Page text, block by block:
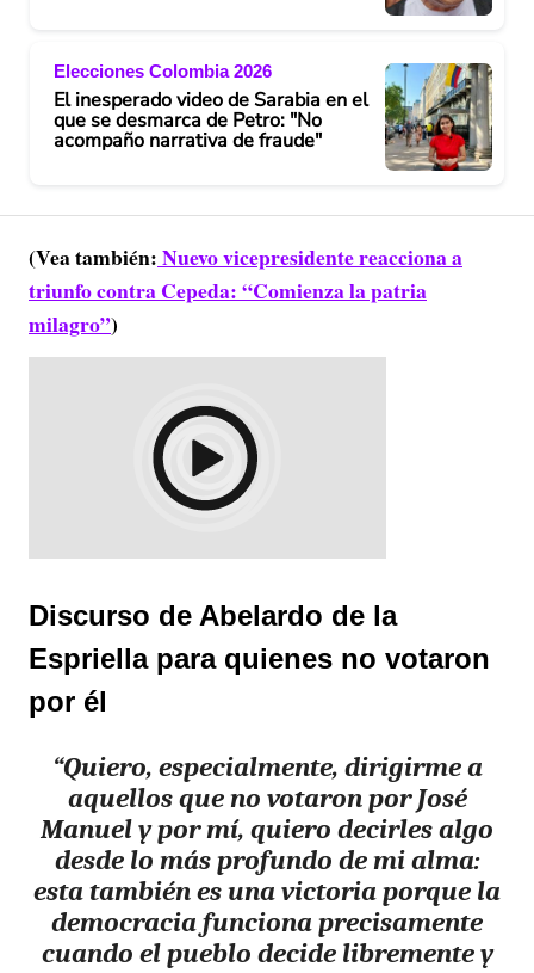
Elecciones Colombia 2026
El inesperado video de Sarabia en el
que se desmarca de Petro: "No
acompaño narrativa de fraude"
(Vea también:Nuevo vicepresidente reacciona a
triunfo contra Cepeda: “Comienza la patria
milagro”)
Discurso de Abelardo de la
Espriella para quienes no votaron
por él
“Quiero, especialmente, dirigirme a
aquellos que no votaron por José
Manuel y por mí, quiero decirles algo
desde lo más profundo de mi alma:
esta también es una victoria porque la
democracia funciona precisamente
cuando el pueblo decide libremente y